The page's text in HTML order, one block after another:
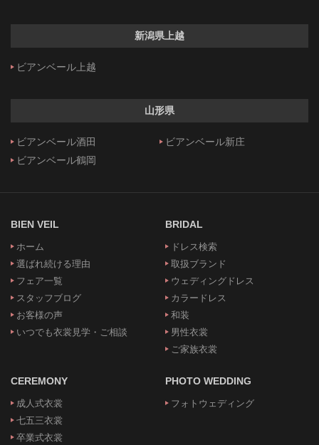
新潟県上越
ビアンベール上越
山形県
ビアンベール酒田
ビアンベール新庄
ビアンベール鶴岡
BIEN VEIL
ホーム
選ばれ続ける理由
フェア一覧
スタッフブログ
お客様の声
いつでも衣裳見学・ご相談
BRIDAL
ドレス検索
取扱ブランド
ウェディングドレス
カラードレス
和装
男性衣裳
ご家族衣裳
CEREMONY
成人式衣裳
七五三衣裳
卒業式衣裳
PHOTO WEDDING
フォトウェディング